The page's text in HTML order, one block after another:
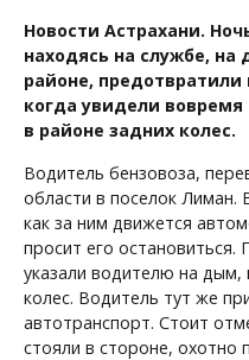
Новости Астрахани.
находясь на службе, на
районе, предотвратили
когда увидели
в районе задних колес.
Водитель бензовоза,
области в поселок
как за ним движется
просит его остановиться.
указали водителю на
колес. Водитель тут же
автотранспорт. Стоит
стояли в стороне, охотно